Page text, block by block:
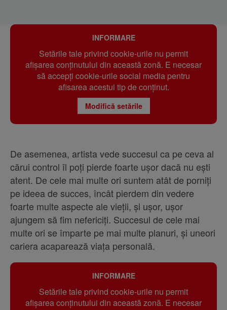
INFORMARE
Setările tale privind cookie-urile nu permit
afișarea conținutului din această zonă. E necesar
să accepți cookie-urile social media pentru
afisarea acestui tip de conținut.
Modifică setările
De asemenea, artista vede succesul ca pe ceva al
cărui control îl poți pierde foarte ușor dacă nu ești
atent. De cele mai multe ori suntem atât de porniți
pe ideea de succes, încât pierdem din vedere
foarte multe aspecte ale vieții, și ușor, ușor
ajungem să fim nefericiți. Succesul de cele mai
multe ori se împarte pe mai multe planuri, și uneori
cariera acaparează viața personală.
INFORMARE
Setările tale privind cookie-urile nu permit
afișarea conținutului din această zonă. E necesar